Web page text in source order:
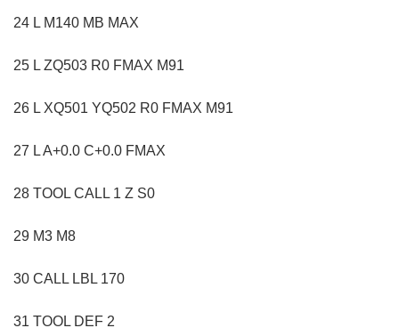
24 L M140 MB MAX
25 L ZQ503 R0 FMAX M91
26 L XQ501 YQ502 R0 FMAX M91
27 L A+0.0 C+0.0 FMAX
28 TOOL CALL 1 Z S0
29 M3 M8
30 CALL LBL 170
31 TOOL DEF 2